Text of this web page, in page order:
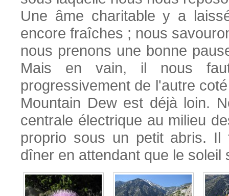
Une âme charitable y a
encore fraîches ; nous
nous prenons une bonne
Mais en vain, il nous
progressivement de l'autre
Mountain Dew est déjà loin.
centrale électrique au milieu
proprio sous un petit abris.
dîner en attendant que le